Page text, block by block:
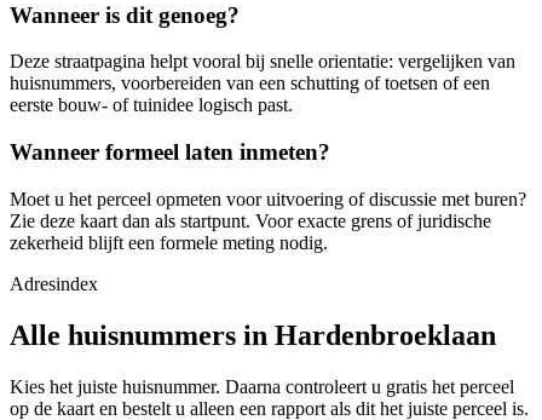
Wanneer is dit genoeg?
Deze straatpagina helpt vooral bij snelle orientatie: vergelijken van
huisnummers, voorbereiden van een schutting of toetsen of een
eerste bouw- of tuinidee logisch past.
Wanneer formeel laten inmeten?
Moet u het perceel opmeten voor uitvoering of discussie met buren?
Zie deze kaart dan als startpunt. Voor exacte grens of juridische
zekerheid blijft een formele meting nodig.
Adresindex
Alle huisnummers in Hardenbroeklaan
Kies het juiste huisnummer. Daarna controleert u gratis het perceel
op de kaart en bestelt u alleen een rapport als dit het juiste perceel is.